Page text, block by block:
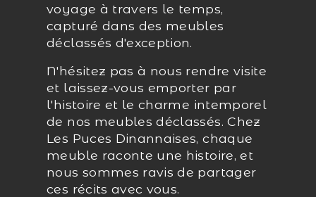
voyage à travers le temps,
capturé dans des meubles
déclassés d'exception.
N'hésitez pas à nous rendre visite
et laissez-vous emporter par
l'histoire et le charme intemporel
de nos meubles déclassés. Chez
Les Puces Dinannaises, chaque
meuble raconte une histoire, et
nous sommes ravis de partager
ces récits avec vous.